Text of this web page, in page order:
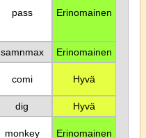
pass Erinomainen
samnmax
Erinomainen
comi Hyvä
dig
Hyvä
monkey Erinomainen